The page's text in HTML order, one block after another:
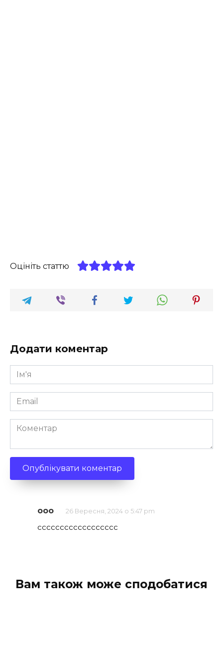
Оцініть статтю
Додати коментар
Ім'я
*
Email
*
Коментар
ооо 26 Вересня, 2024 о 5:47 pm
сссссссссссссссссс
Вам також може сподобатися